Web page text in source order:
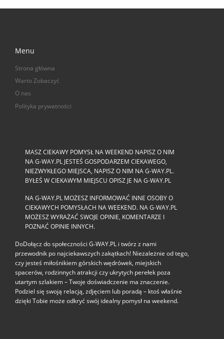
Menu
Strona główna
Warto Zobaczyć
O nas
Polityka prywatności
MASZ CIEKAWY POMYSŁ NA WEEKEND NAPISZ O NIM
NA G-WAY.PL JESTEŚ GOSPODARZEM CIEKAWEGO,
NIEZWYKŁEGO MIEJSCA, NAPISZ O NIM NA G-WAY.PL.
BYŁEŚ W CIEKAWYM MIEJSCU OPISZ JE NA G-WAY.PL
NA G-WAY.PL MOŻESZ INFORMOWAĆ INNE OSOBY O
CIEKAWYCH POMYSŁACH NA WEEKEND. NA G-WAY.PL
MOŻESZ WYRAŻAĆ SWOJE OPINIE, KOMENTARZE I
POZNAĆ OPINIE INNYCH.
DoDołącz do społeczności G‑WAY.PL i twórz z nami
przewodnik po najciekawszych zakątkach! Niezależnie od tego,
czy jesteś miłośnikiem górskich wędrówek, miejskich
spacerów, rodzinnych atrakcji czy ukrytych perełek poza
utartym szlakiem – Twoje doświadczenie ma znaczenie.
Podziel się swoją relacją, zdjęciem lub poradą – ktoś właśnie
dzięki Tobie może odkryć swój idealny pomysł na weekend.